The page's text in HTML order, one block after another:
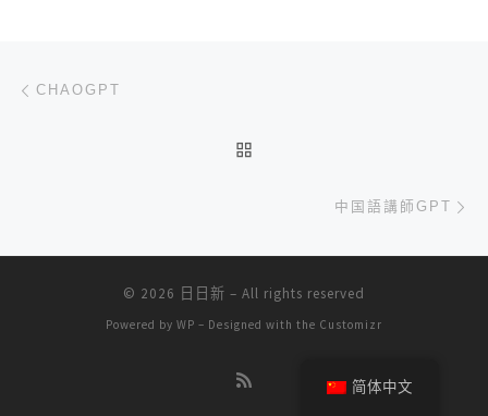
文章导航
CHAOGPT
中国語講師GPT
© 2026 日日新 – All rights reserved
Powered by WP – Designed with the Customizr
简体中文